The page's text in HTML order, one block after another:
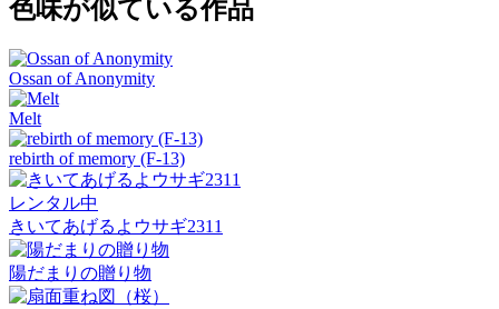
色味が似ている作品
Ossan of Anonymity
Melt
rebirth of memory (F-13)
レンタル中
きいてあげるよウサギ2311
陽だまりの贈り物